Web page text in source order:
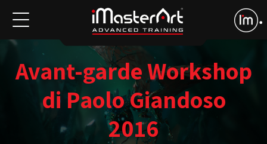
Avant-garde Workshop
di Paolo Giandoso
2016